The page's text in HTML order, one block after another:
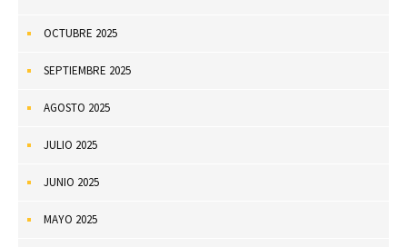
OCTUBRE 2025
SEPTIEMBRE 2025
AGOSTO 2025
JULIO 2025
JUNIO 2025
MAYO 2025